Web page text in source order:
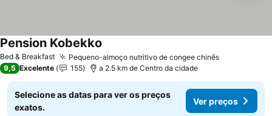
Bed & Breakfast Pequeno-almoço nutritivo de congee chinêsVer preços
Pension Kobekko
9,5 Excelente 155 a 2.5 km de Centro da cidade
Selecione as datas para ver os preços
exatos.
Ver preços